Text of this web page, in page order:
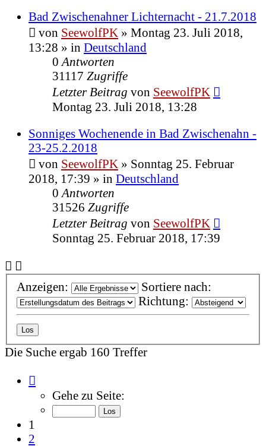
Bad Zwischenahner Lichternacht - 21.7.2018
von SeewolfPK » Montag 23. Juli 2018,
13:28 » in Deutschland
0 Antworten
31117 Zugriffe
Letzter Beitrag von SeewolfPK
Montag 23. Juli 2018, 13:28
Sonniges Wochenende in Bad Zwischenahn -
23-25.2.2018
von SeewolfPK » Sonntag 25. Februar
2018, 17:39 » in Deutschland
0 Antworten
31526 Zugriffe
Letzter Beitrag von SeewolfPK
Sonntag 25. Februar 2018, 17:39
Anzeigen:
Sortiere nach:
Richtung:
Die Suche ergab 160 Treffer
1
von
Gehe zu Seite:
1
2